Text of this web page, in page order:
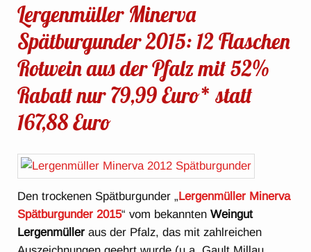
Lergenmüller Minerva
Spätburgunder 2015: 12 Flaschen
Rotwein aus der Pfalz mit 52%
Rabatt nur 79,99 Euro* statt
167,88 Euro
Den trockenen Spätburgunder „ Lergenmüller Minerva
Spätburgunder 2015“ vom bekanntenWeingut
Lergenmüller aus der Pfalz, das mit zahlreichen